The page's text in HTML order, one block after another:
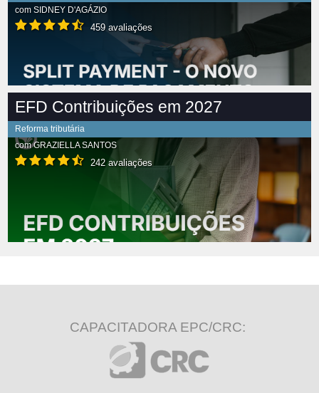
com SIDNEY D'AGÁZIO
459 avaliações
EFD Contribuições em 2027
Reforma tributária
comGRAZIELLA SANTOS
242 avaliações
CAPACITADORA EPC/CRC: